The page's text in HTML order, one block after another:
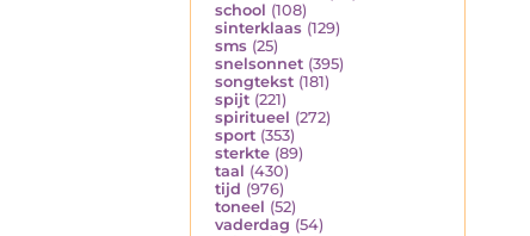
school (108)
sinterklaas (129)
sms (25)
snelsonnet (395)
songtekst (181)
spijt (221)
spiritueel (272)
sport (353)
sterkte (89)
taal (430)
tijd (976)
toneel (52)
vaderdag (54)